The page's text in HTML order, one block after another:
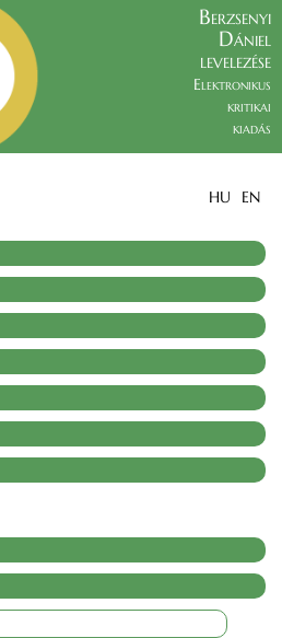
Berzsenyi
Dániel
levelezése
Elektronikus
kritikai
kiadás
HU EN